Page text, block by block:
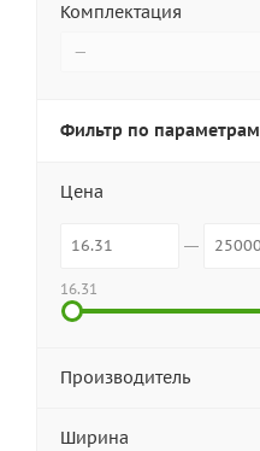
Комплектация
—
Фильтр по параметрам
Цена
16.31
Производитель
Ширина